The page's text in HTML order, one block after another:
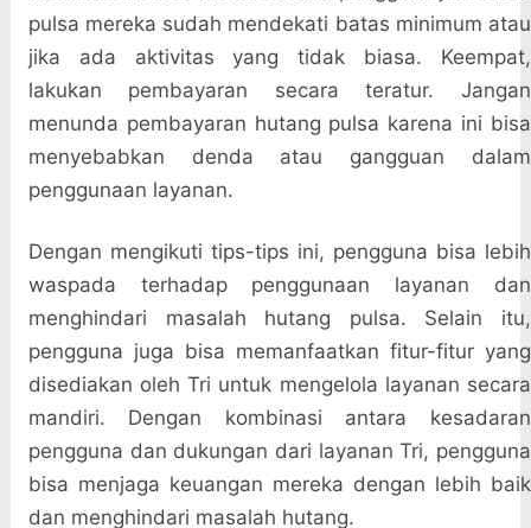
pulsa mereka sudah mendekati batas minimum atau
jika ada aktivitas yang tidak biasa. Keempat,
lakukan pembayaran secara teratur. Jangan
menunda pembayaran hutang pulsa karena ini bisa
menyebabkan denda atau gangguan dalam
penggunaan layanan.
Dengan mengikuti tips-tips ini, pengguna bisa lebih
waspada terhadap penggunaan layanan dan
menghindari masalah hutang pulsa. Selain itu,
pengguna juga bisa memanfaatkan fitur-fitur yang
disediakan oleh Tri untuk mengelola layanan secara
mandiri. Dengan kombinasi antara kesadaran
pengguna dan dukungan dari layanan Tri, pengguna
bisa menjaga keuangan mereka dengan lebih baik
dan menghindari masalah hutang.